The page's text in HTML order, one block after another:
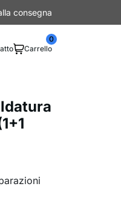
consegna
Carrello
0